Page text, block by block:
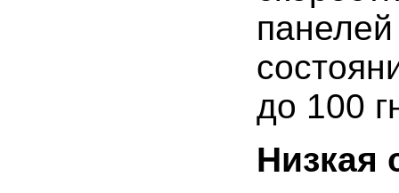
до 100
Низкая